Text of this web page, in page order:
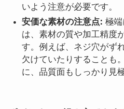
いよう注意が必要です。
安価な素材の注意点: 極
は、素材の質や加工精度
す。例えば、ネジ穴がず
欠けていたりすることも
に、品質面もしっかり見